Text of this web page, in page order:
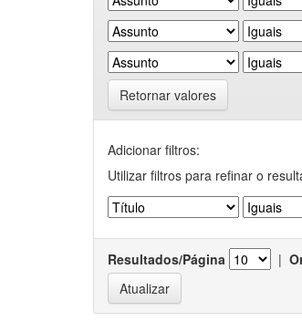
Retornar valores
Adicionar filtros:
Utilizar filtros para refinar o
Resultados/Página |